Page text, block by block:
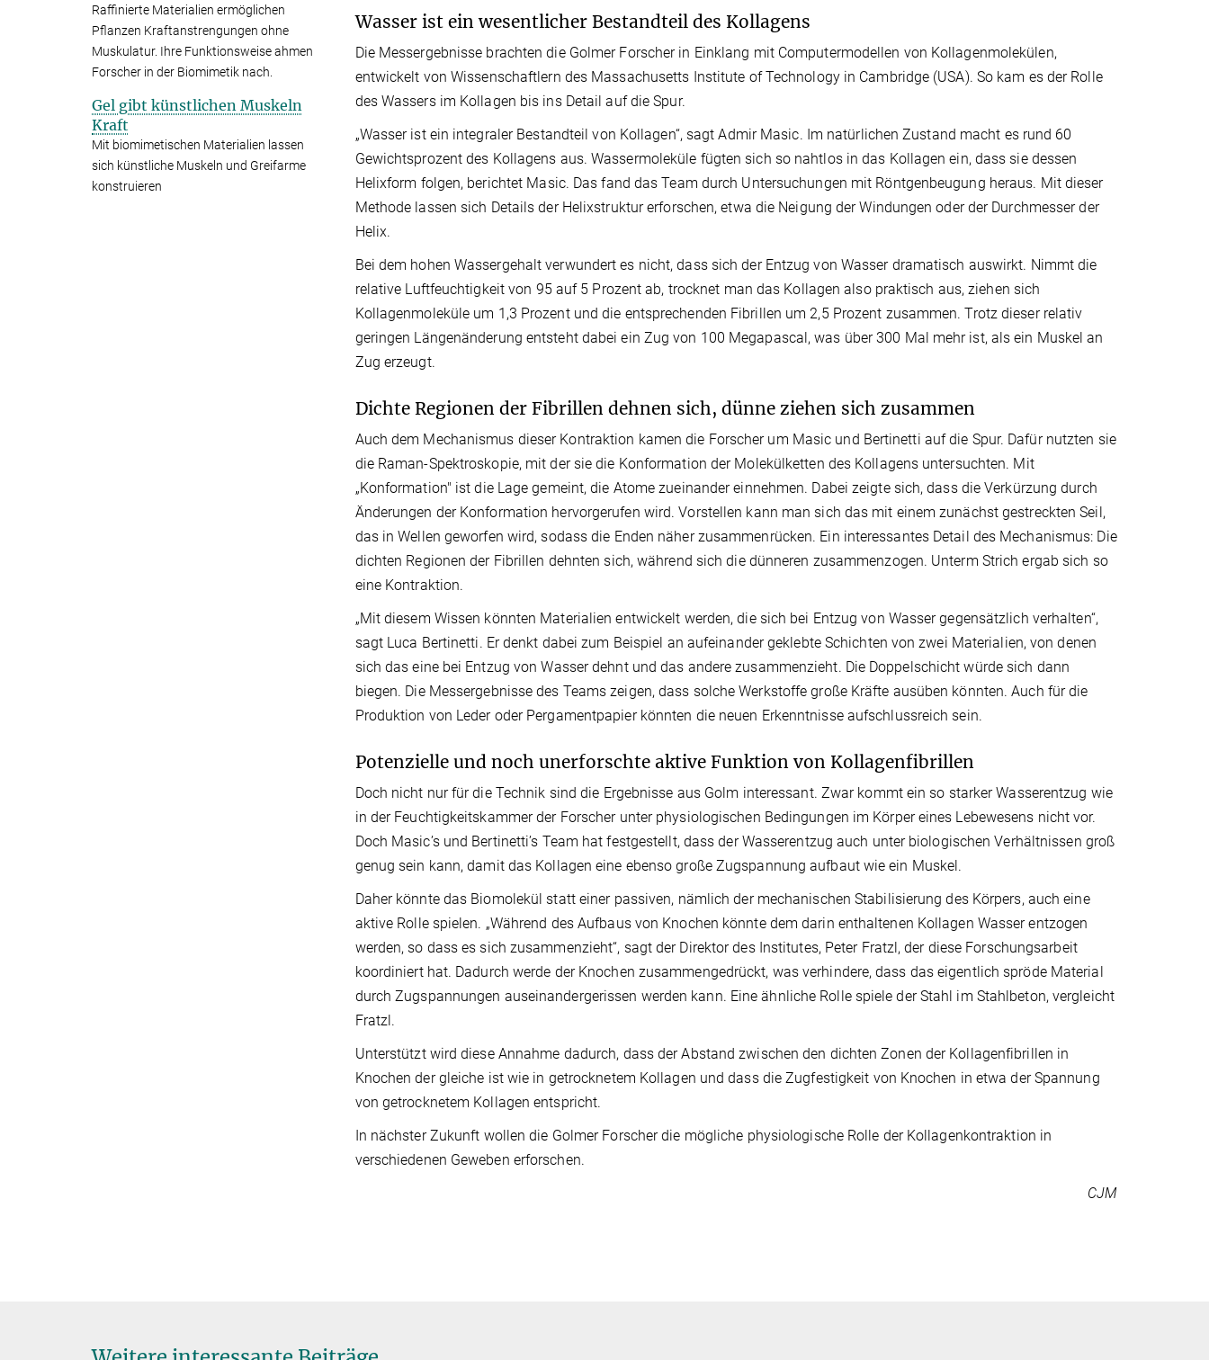
Wasser ist ein wesentlicher Bestandteil des Kollagens
Die Messergebnisse brachten die Golmer Forscher in Einklang mit Computermodellen von Kollagenmolekülen,
entwickelt von Wissenschaftlern des Massachusetts Institute of Technology in Cambridge (USA). So kam es der Rolle
des Wassers im Kollagen bis ins Detail auf die Spur.
„Wasser ist ein integraler Bestandteil von Kollagen“, sagt Admir Masic. Im natürlichen Zustand macht es rund 60
Gewichtsprozent des Kollagens aus. Wassermoleküle fügten sich so nahtlos in das Kollagen ein, dass sie dessen
Helixform folgen, berichtet Masic. Das fand das Team durch Untersuchungen mit Röntgenbeugung heraus. Mit dieser
Methode lassen sich Details der Helixstruktur erforschen, etwa die Neigung der Windungen oder der Durchmesser der
Helix.
Bei dem hohen Wassergehalt verwundert es nicht, dass sich der Entzug von Wasser dramatisch auswirkt. Nimmt die
relative Luftfeuchtigkeit von 95 auf 5 Prozent ab, trocknet man das Kollagen also praktisch aus, ziehen sich
Kollagenmoleküle um 1,3 Prozent und die entsprechenden Fibrillen um 2,5 Prozent zusammen. Trotz dieser relativ
geringen Längenänderung entsteht dabei ein Zug von 100 Megapascal, was über 300 Mal mehr ist, als ein Muskel an
Zug erzeugt.
Dichte Regionen der Fibrillen dehnen sich, dünne ziehen sich zusammen
Auch dem Mechanismus dieser Kontraktion kamen die Forscher um Masic und Bertinetti auf die Spur. Dafür nutzten sie
die Raman-Spektroskopie, mit der sie die Konformation der Molekülketten des Kollagens untersuchten. Mit
„Konformation" ist die Lage gemeint, die Atome zueinander einnehmen. Dabei zeigte sich, dass die Verkürzung durch
Änderungen der Konformation hervorgerufen wird. Vorstellen kann man sich das mit einem zunächst gestreckten Seil,
das in Wellen geworfen wird, sodass die Enden näher zusammenrücken. Ein interessantes Detail des Mechanismus: Die
dichten Regionen der Fibrillen dehnten sich, während sich die dünneren zusammenzogen. Unterm Strich ergab sich so
eine Kontraktion.
„Mit diesem Wissen könnten Materialien entwickelt werden, die sich bei Entzug von Wasser gegensätzlich verhalten“,
sagt Luca Bertinetti. Er denkt dabei zum Beispiel an aufeinander geklebte Schichten von zwei Materialien, von denen
sich das eine bei Entzug von Wasser dehnt und das andere zusammenzieht. Die Doppelschicht würde sich dann
biegen. Die Messergebnisse des Teams zeigen, dass solche Werkstoffe große Kräfte ausüben könnten. Auch für die
Produktion von Leder oder Pergamentpapier könnten die neuen Erkenntnisse aufschlussreich sein.
Potenzielle und noch unerforschte aktive Funktion von Kollagenfibrillen
Doch nicht nur für die Technik sind die Ergebnisse aus Golm interessant. Zwar kommt ein so starker Wasserentzug wie
in der Feuchtigkeitskammer der Forscher unter physiologischen Bedingungen im Körper eines Lebewesens nicht vor.
Doch Masic’s und Bertinetti’s Team hat festgestellt, dass der Wasserentzug auch unter biologischen Verhältnissen groß
genug sein kann, damit das Kollagen eine ebenso große Zugspannung aufbaut wie ein Muskel.
Daher könnte das Biomolekül statt einer passiven, nämlich der mechanischen Stabilisierung des Körpers, auch eine
aktive Rolle spielen. „Während des Aufbaus von Knochen könnte dem darin enthaltenen Kollagen Wasser entzogen
werden, so dass es sich zusammenzieht“, sagt der Direktor des Institutes, Peter Fratzl, der diese Forschungsarbeit
koordiniert hat. Dadurch werde der Knochen zusammengedrückt, was verhindere, dass das eigentlich spröde Material
durch Zugspannungen auseinandergerissen werden kann. Eine ähnliche Rolle spiele der Stahl im Stahlbeton, vergleicht
Fratzl.
Unterstützt wird diese Annahme dadurch, dass der Abstand zwischen den dichten Zonen der Kollagenfibrillen in
Knochen der gleiche ist wie in getrocknetem Kollagen und dass die Zugfestigkeit von Knochen in etwa der Spannung
von getrocknetem Kollagen entspricht.
In nächster Zukunft wollen die Golmer Forscher die mögliche physiologische Rolle der Kollagenkontraktion in
verschiedenen Geweben erforschen.
CJM
Raffinierte Materialien ermöglichen
Pflanzen Kraftanstrengungen ohne
Muskulatur. Ihre Funktionsweise ahmen
Forscher in der Biomimetik nach.
Gel gibt künstlichen Muskeln
Kraft
Mit biomimetischen Materialien lassen
sich künstliche Muskeln und Greifarme
konstruieren